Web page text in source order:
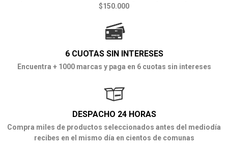
$150.000
6 CUOTAS SIN INTERESES
Encuentra + 1000 marcas y paga en 6 cuotas sin intereses
DESPACHO 24 HORAS
Compra miles de productos seleccionados antes del mediodía
recibes en el mismo día en cientos de comunas